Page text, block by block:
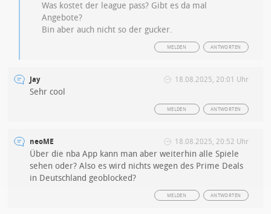
Was kostet der league pass? Gibt es da mal
Angebote?
Bin aber auch nicht so der gucker.
ANTWORTEN
MELDEN
Jay 18.08.2025, 20:01 Uhr
Sehr cool
ANTWORTEN
MELDEN
neoME 18.08.2025, 20:52 Uhr
Über die nba App kann man aber weiterhin alle Spiele
sehen oder? Also es wird nichts wegen des Prime Deals
in Deutschland geoblocked?
ANTWORTEN
MELDEN